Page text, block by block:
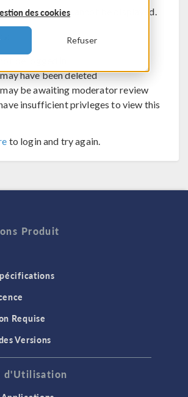
des cookies
Refuser
trying to view cannot be displayed.
have been deleted
be awaiting moderator review
insufficient privleges to view this
to login and try again.
Produit
Requise
Versions
d'Utilisation